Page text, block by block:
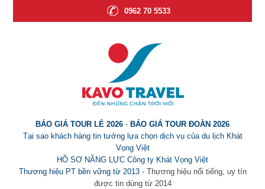
0962 70 5533
BÁO GIÁ TOUR LẺ 2026 - BÁO GIÁ TOUR ĐOÀN 2026
Tại sao khách hàng tin tưởng lựa chọn dịch vụ của du lịch Khát
Vọng Việt
HỒ SƠ NĂNG LỰC Công ty Khát Vọng Việt
Thương hiệu PT bền vững từ 2013- Thương hiệu nổi tiếng, uy tín
được tin dùng từ 2014